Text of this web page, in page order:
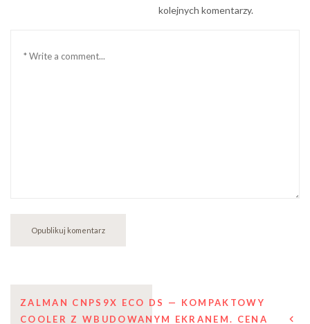
kolejnych komentarzy.
Nawigacja
ZALMAN CNPS9X ECO DS — KOMPAKTOWY
COOLER Z WBUDOWANYM EKRANEM. CENA